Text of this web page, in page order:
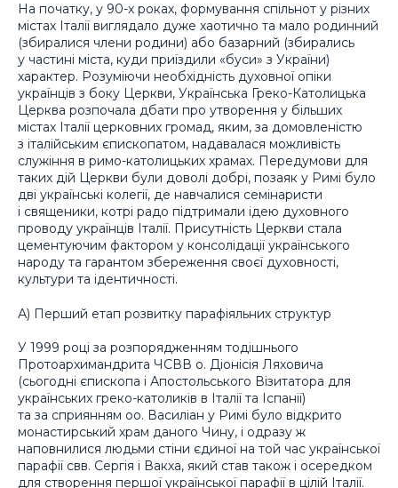
На початку, у 90-х роках, формування спільнот у різних
містах Італії виглядало дуже хаотично та мало родинний
(збиралися члени родини) або базарний (збирались
у частині міста, куди приїздили «буси» з України)
характер. Розуміючи необхідність духовної опіки
українців з боку Церкви, Українська Греко-Католицька
Церква розпочала дбати про утворення у більших
містах Італії церковних громад, яким, за домовленістю
з італійським єпископатом, надавалася можливість
служіння в римо-католицьких храмах. Передумови для
таких дій Церкви були доволі добрі, позаяк у Римі було
дві українські колегії, де навчалися семінаристи
і священики, котрі радо підтримали ідею духовного
проводу українців Італії. Присутність Церкви стала
цементуючим фактором у консолідації українського
народу та гарантом збереження своєї духовності,
культури та ідентичності.
А) Перший етап розвитку парафіяльних структур
У 1999 році за розпорядженням тодішнього
Протоархимандрита ЧСВВ о. Діонісія Ляховича
(сьогодні єпископа і Апостольського Візитатора для
українських греко-католиків в Італії та Іспанії)
та за сприянням оо. Василіан у Римі було відкрито
монастирський храм даного Чину, і одразу ж
наповнилися людьми стіни єдиної на той час української
парафії свв. Сергія і Вакха, який став також і осередком
для створення першої української парафії в цілій Італії.